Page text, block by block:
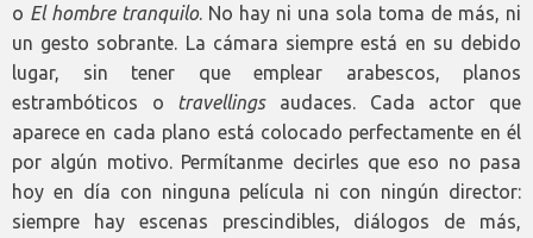
o El hombre tranquilo. No hay ni una sola toma de más, ni
un gesto sobrante. La cámara siempre está en su debido
lugar, sin tener que emplear arabescos, planos
estrambóticos o travellingsaudaces. Cada actor que
aparece en cada plano está colocado perfectamente en él
por algún motivo. Permítanme decirles que eso no pasa
hoy en día con ninguna película ni con ningún director:
siempre hay escenas prescindibles, diálogos de más,